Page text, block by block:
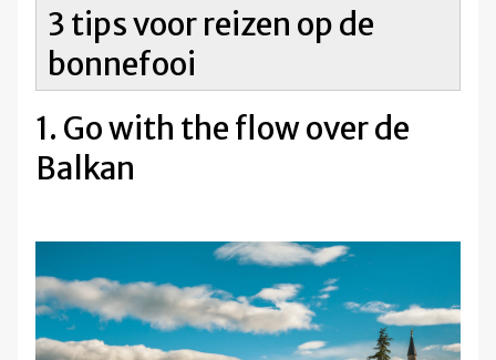
3 tips voor reizen op de
bonnefooi
1. Go with the flow over de
Balkan